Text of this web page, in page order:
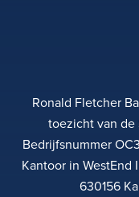
Ronald Fletcher
toezicht van de
Bedrijfsnummer
Kantoor in WestEnd
630156